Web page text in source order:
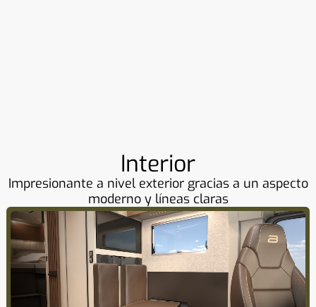
Interior
Impresionante a nivel exterior gracias a un aspecto
moderno y líneas claras